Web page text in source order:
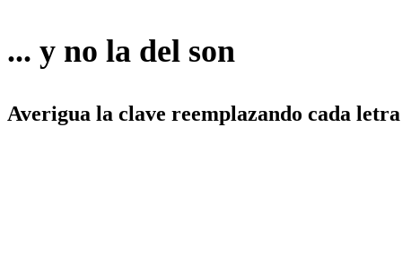
... y no la del son
Averigua la clave reemplazando cada